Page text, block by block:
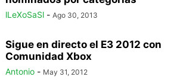
lLeXoSaSl - Ago 30, 2013
Sigue en directo el E3 2012 con
Comunidad Xbox
Antonio - May 31, 2012